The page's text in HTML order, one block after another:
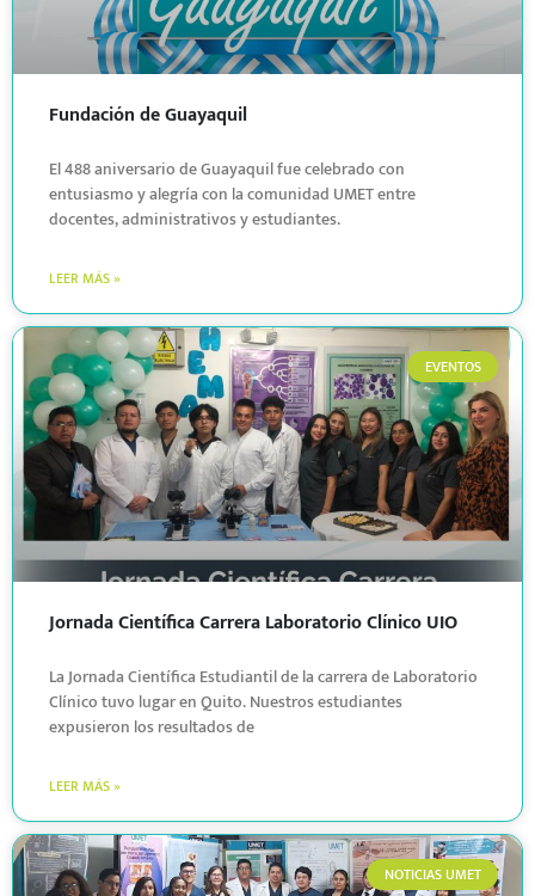
Fundación de Guayaquil
El 488 aniversario de Guayaquil fue celebrado con
entusiasmo y alegría con la comunidad UMET entre
docentes, administrativos y estudiantes.
LEER MÁS »
EVENTOS
Jornada Científica Carrera Laboratorio Clínico UIO
La Jornada Científica Estudiantil de la carrera de Laboratorio
Clínico tuvo lugar en Quito. Nuestros estudiantes
expusieron los resultados de
LEER MÁS »
NOTICIAS UMET